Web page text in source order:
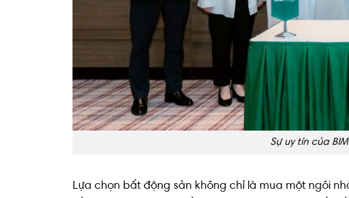
Sự uy tín của
Lựa chọn bất động sản không chỉ là mua một ngôi